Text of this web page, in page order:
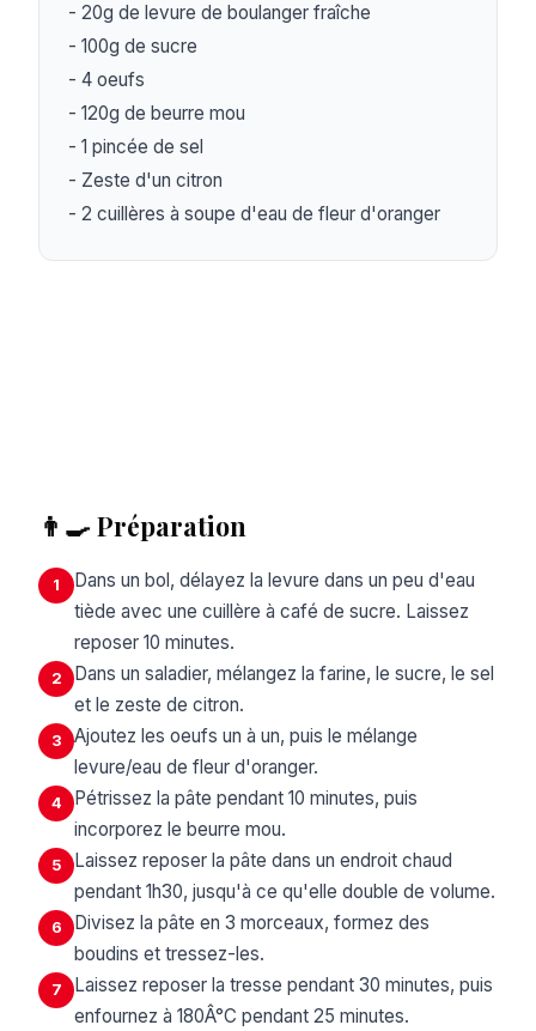
- 20g de levure de boulanger fraîche
- 100g de sucre
- 4 oeufs
- 120g de beurre mou
- 1 pincée de sel
- Zeste d'un citron
- 2 cuillères à soupe d'eau de fleur d'oranger
👨‍🍳 Préparation
1
Dans un bol, délayez la levure dans un peu d'eau
tiède avec une cuillère à café de sucre. Laissez
reposer 10 minutes.
2
Dans un saladier, mélangez la farine, le sucre, le sel
et le zeste de citron.
3
Ajoutez les oeufs un à un, puis le mélange
levure/eau de fleur d'oranger.
4
Pétrissez la pâte pendant 10 minutes, puis
incorporez le beurre mou.
5
Laissez reposer la pâte dans un endroit chaud
pendant 1h30, jusqu'à ce qu'elle double de volume.
6
Divisez la pâte en 3 morceaux, formez des
boudins et tressez-les.
7
Laissez reposer la tresse pendant 30 minutes, puis
enfournez à 180Â°C pendant 25 minutes.